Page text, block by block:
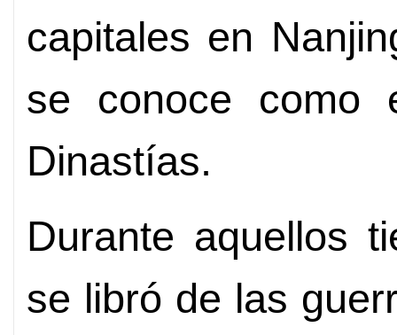
capitales en
se conoce como
Dinastías.
Durante aquellos
se libró de las